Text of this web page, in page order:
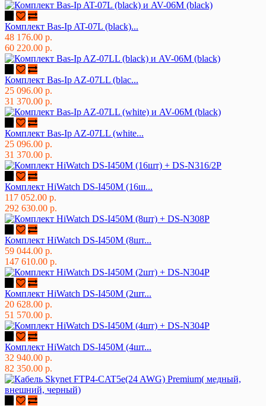
Комплект Bas-Ip AT-07L (black)...
48 176.00 р.
60 220.00 р.
Комплект Bas-Ip AZ-07LL (blac...
25 096.00 р.
31 370.00 р.
Комплект Bas-Ip AZ-07LL (white...
25 096.00 р.
31 370.00 р.
Комплект HiWatch DS-I450M (16ш...
117 052.00 р.
292 630.00 р.
Комплект HiWatch DS-I450M (8шт...
59 044.00 р.
147 610.00 р.
Комплект HiWatch DS-I450M (2шт...
20 628.00 р.
51 570.00 р.
Комплект HiWatch DS-I450M (4шт...
32 940.00 р.
82 350.00 р.